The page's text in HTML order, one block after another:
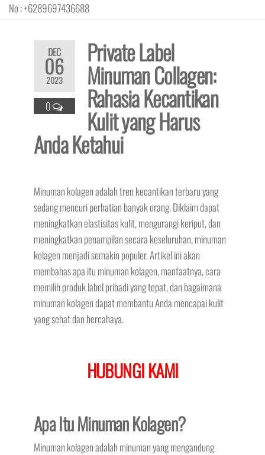
No : +6289697436688
DEC
06
2023
0
Private Label
Minuman Collagen:
Rahasia Kecantikan
Kulit yang Harus
Anda Ketahui
Minuman kolagen adalah tren kecantikan terbaru yang
sedang mencuri perhatian banyak orang. Diklaim dapat
meningkatkan elastisitas kulit, mengurangi keriput, dan
meningkatkan penampilan secara keseluruhan, minuman
kolagen menjadi semakin populer. Artikel ini akan
membahas apa itu minuman kolagen, manfaatnya, cara
memilih produk label pribadi yang tepat, dan bagaimana
minuman kolagen dapat membantu Anda mencapai kulit
yang sehat dan bercahaya.
HUBUNGI KAMI
Apa Itu Minuman Kolagen?
Minuman kolagen adalah minuman yang mengandung